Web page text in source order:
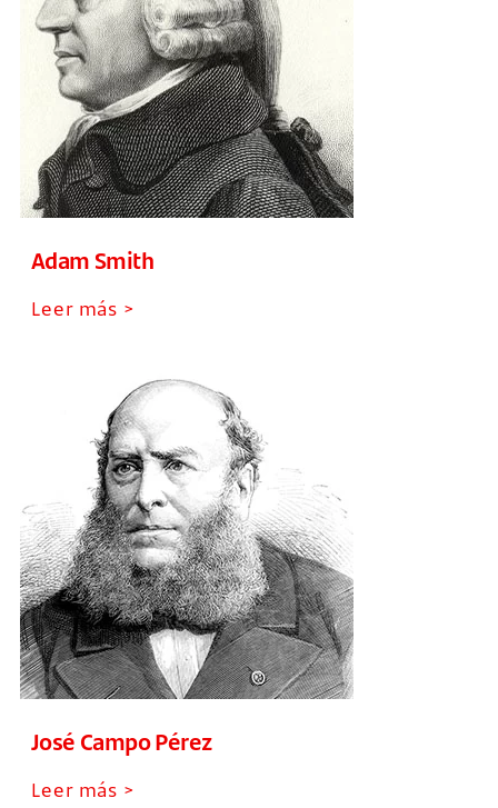
Adam Smith
Leer más >
José Campo Pérez
Leer más >